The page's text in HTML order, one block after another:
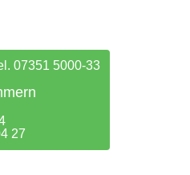
07351 5000-33
27